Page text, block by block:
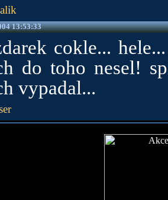
13:53:33
cokle...
do toho nesel!
vypadal...